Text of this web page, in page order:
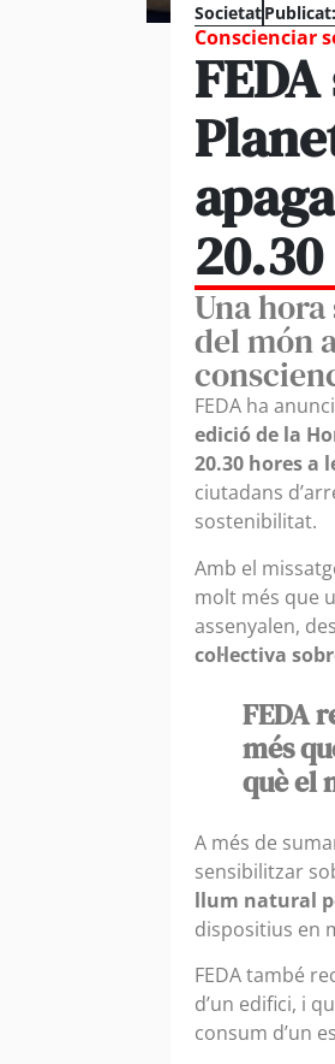
SocietatPublicat:
Conscienciar
Una
del món
FEDA ha
edició de la
20.30 hores a
ciutadans
sostenibilitat.
Amb el
molt més que
assenyalen,
col·lectiva
FEDA
més
què el
A més de
sensibilitzar
llum natural
dispositius en
FEDA també
d’un edifici, i
consum d’un